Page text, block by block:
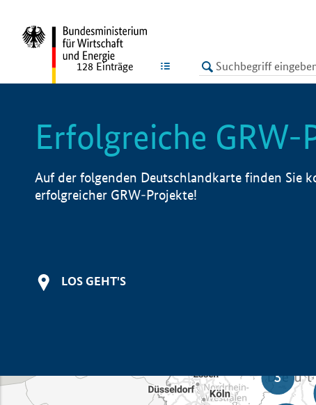
LISTE
128 Einträge
Erfolgreiche GRW-
Auf der folgenden Deutschlandkarte finden Sie
erfolgreicher GRW-Projekte!
LOS GEHT'S